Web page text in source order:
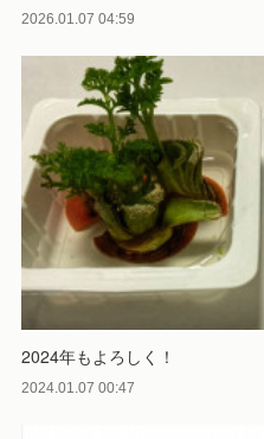
2026.01.07 04:59
2024年もよろしく！
2024.01.07 00:47